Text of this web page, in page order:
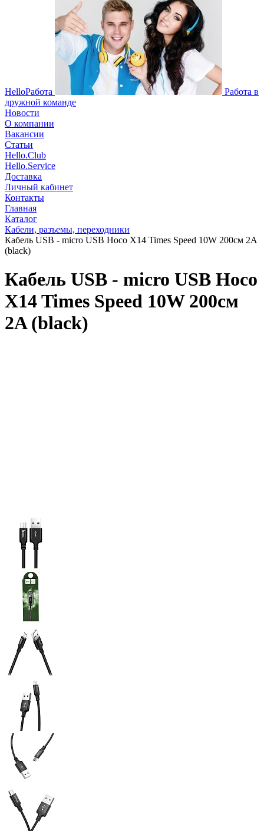
HelloРабота
Работа в
дружной команде
Новости
О компании
Вакансии
Статьи
Hello.Club
Hello.Service
Доставка
Личный кабинет
Контакты
Главная
Каталог
Кабели, разъемы, переходники
Кабель USB - micro USB Hoco X14 Times Speed 10W 200см 2A
(black)
Кабель USB - micro USB Hoco
X14 Times Speed 10W 200см
2A (black)